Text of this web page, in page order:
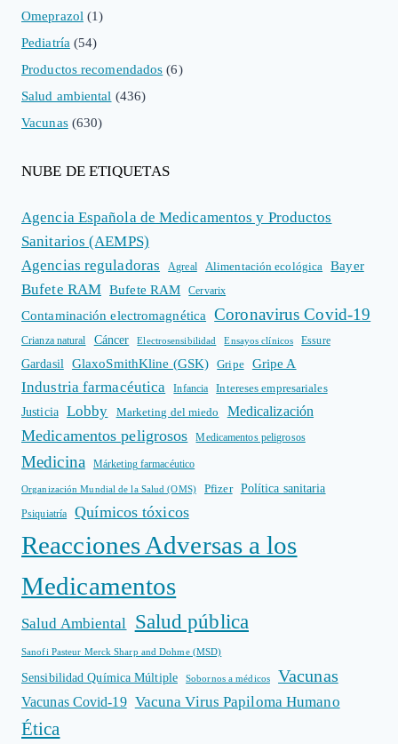
Omeprazol(1)
Pediatría(54)
Productos recomendados (6)
Salud ambiental (436)
Vacunas(630)
NUBE DE ETIQUETAS
Agencia Española de Medicamentos y Productos
Sanitarios (AEMPS)
Agencias reguladoras
Agreal Alimentación ecológica Bayer
Bufete RAM Bufete RAM Cervarix
Contaminación electromagnética Coronavirus Covid-19
Crianza natural Cáncer Electrosensibilidad Ensayos clínicos Essure
Gardasil GlaxoSmithKline (GSK) Gripe Gripe A
Industria farmacéutica Infancia
Intereses empresariales
Justicia
Lobby Marketing del miedo Medicalización
Medicamentos peligrosos Medicamentos peligrosos
Medicina Márketing farmacéutico
Organización Mundial de la Salud (OMS) Pfizer Política sanitaria
Psiquiatría Químicos tóxicos
Reacciones Adversas a los
Medicamentos
Salud Ambiental Salud pública
Sanofi Pasteur Merck Sharp and Dohme (MSD)
Sensibilidad Química Múltiple Sobornos a médicos Vacunas
Vacunas Covid-19 Vacuna Virus Papiloma Humano
Ética